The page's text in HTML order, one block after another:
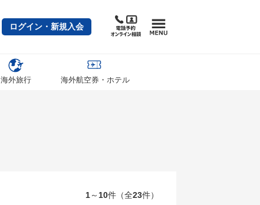
ログイン・新規入会
海外旅行 海外航空券・ホテル
1～ 10件（全23件）